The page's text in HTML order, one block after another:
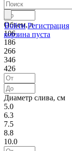
Войти Регистрация
корзина пуста
Объем, л
106
186
266
346
426
Диаметр слива, см
5.0
6.3
7.5
8.8
10.0